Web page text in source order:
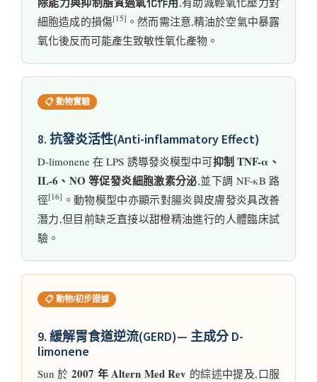
細胞造成的損傷[15] 。然而需注意,精油於空氣中暴露
氧化後反而可能產生致敏性氧化產物。
📋 動物實驗
8. 抗發炎活性(Anti-inflammatory Effect)
D-limonene 在 LPS 誘導發炎模型中可抑制 TNF-α、
IL-6、NO 等促發炎細胞激素分泌,並下調 NF-κB 路
徑[16] 。動物模型中亦顯示對腸炎與皮膚發炎具改善
潛力,但目前缺乏直接以甜橙精油進行的人體臨床試
驗。
📋 動物/初步證據
9. 緩解胃食道逆流(GERD)— 主成分 D-
limonene
Sun 於2007 年 Altern Med Rev 的綜述中提及,口服